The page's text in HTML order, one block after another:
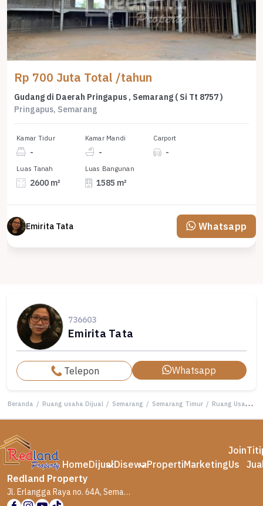
Rp 700 Juta Total /tahun
Gudang di Daerah Pringapus , Semarang ( Si Tt 8757 )
Pringapus, Semarang
Kamar Tidur
-
Kamar Mandi
-
Carport
-
Luas Tanah
2600 m²
Luas Bangunan
1585 m²
Emirita Tata Whatsapp
736603
Emirita Tata
Telepon Whatsapp
Beranda / Ruang usaha Dijual / Semarang / Semarang Timur / Ruang Usaha di daerah Citarum ,Semarang ( Vn Tt 8273 )
HomeDijualDisewaPropertiMarketing
Join
Us
Redland Property
Jl. Erlangga Raya no. 64A, Semarang